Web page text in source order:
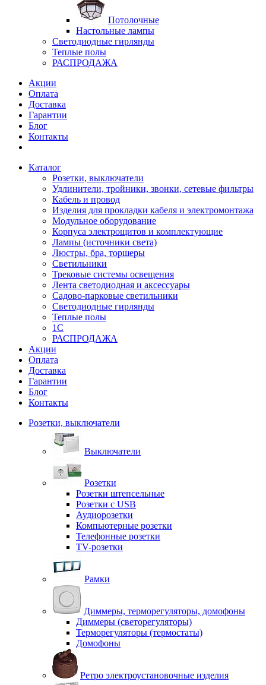
Потолочные
Настольные лампы
Светодиодные гирлянды
Теплые полы
РАСПРОДАЖА
Акции
Оплата
Доставка
Гарантии
Блог
Контакты
Каталог
Розетки, выключатели
Удлинители, тройники, звонки, сетевые фильтры
Кабель и провод
Изделия для прокладки кабеля и электромонтажа
Модульное оборудование
Корпуса электрощитов и комплектующие
Лампы (источники света)
Люстры, бра, торшеры
Светильники
Трековые системы освещения
Лента светодиодная и аксессуары
Садово-парковые светильники
Светодиодные гирлянды
Теплые полы
1С
РАСПРОДАЖА
Акции
Оплата
Доставка
Гарантии
Блог
Контакты
Розетки, выключатели
Выключатели
Розетки
Розетки штепсельные
Розетки с USB
Аудиорозетки
Компьютерные розетки
Телефонные розетки
TV-розетки
Рамки
Диммеры, терморегуляторы, домофоны
Диммеры (светорегуляторы)
Терморегуляторы (термостаты)
Домофоны
Ретро электроустановочные изделия